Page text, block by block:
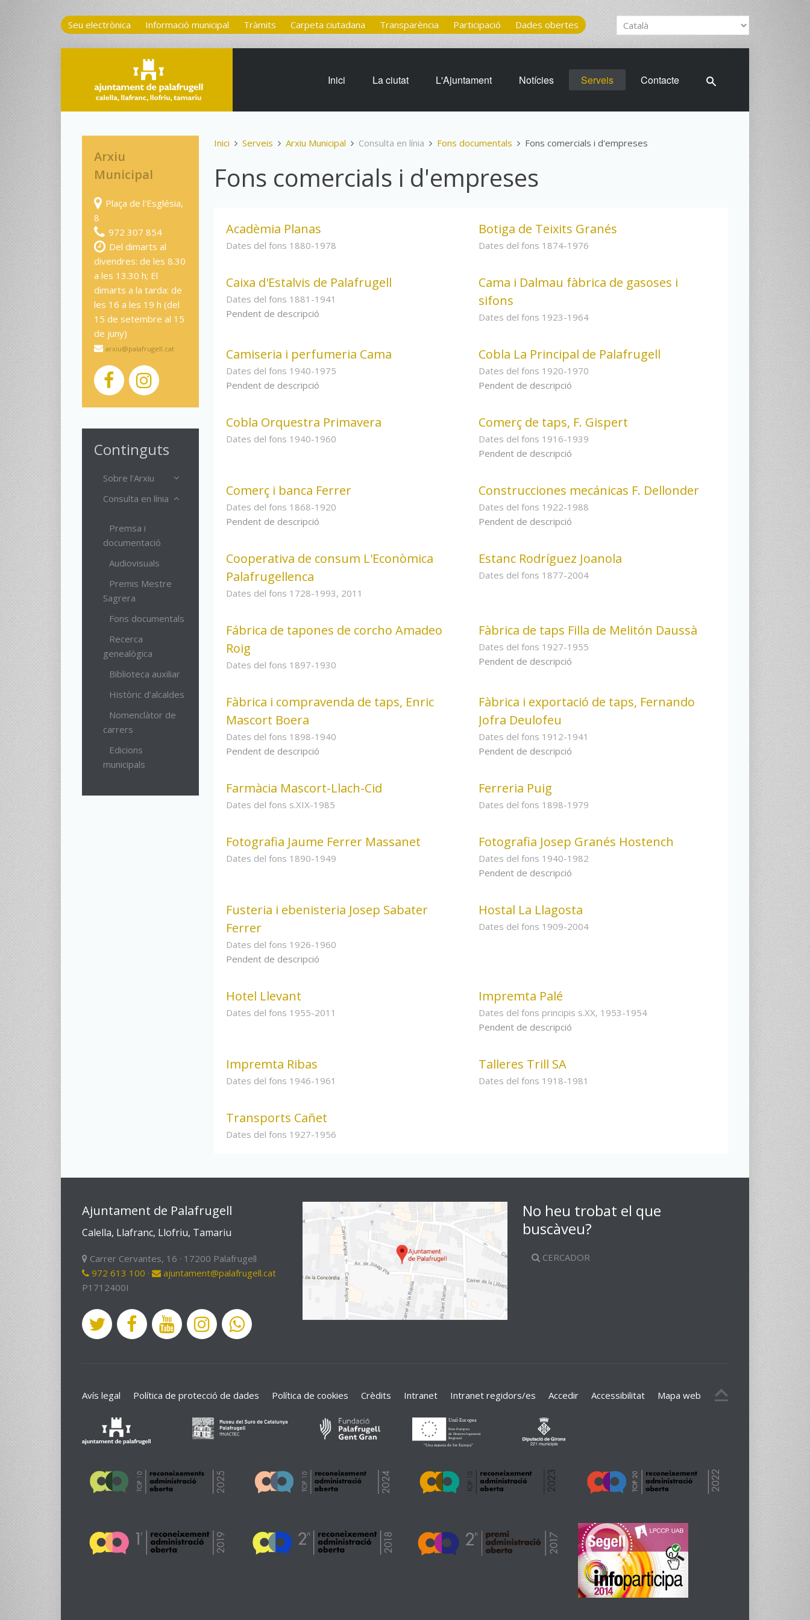
Seu electrònica Informació municipal Tràmits Carpeta ciutadana Transparència Participació Dades obertes
Inici La ciutat L'Ajuntament Notícies Serveis Contacte
Inici Serveis Arxiu Municipal Consulta en línia Fons documentals Fons comercials i d'empreses
Fons comercials i d'empreses
Acadèmia Planas
Dates del fons 1880-1978
Botiga de Teixits Granés
Dates del fons 1874-1976
Caixa d'Estalvis de Palafrugell
Dates del fons 1881-1941
Pendent de descripció
Cama i Dalmau fàbrica de gasoses i
sifons
Dates del fons 1923-1964
Camiseria i perfumeria Cama
Dates del fons 1940-1975
Pendent de descripció
Cobla La Principal de Palafrugell
Dates del fons 1920-1970
Pendent de descripció
Cobla Orquestra Primavera
Dates del fons 1940-1960
Comerç de taps, F. Gispert
Dates del fons 1916-1939
Pendent de descripció
Comerç i banca Ferrer
Dates del fons 1868-1920
Pendent de descripció
Construcciones mecánicas F. Dellonder
Dates del fons 1922-1988
Pendent de descripció
Cooperativa de consum L'Econòmica
Palafrugellenca
Dates del fons 1728-1993, 2011
Estanc Rodríguez Joanola
Dates del fons 1877-2004
Fábrica de tapones de corcho Amadeo
Roig
Dates del fons 1897-1930
Fàbrica de taps Filla de Melitón Daussà
Dates del fons 1927-1955
Pendent de descripció
Fàbrica i compravenda de taps, Enric
Mascort Boera
Dates del fons 1898-1940
Pendent de descripció
Fàbrica i exportació de taps, Fernando
Jofra Deulofeu
Dates del fons 1912-1941
Pendent de descripció
Farmàcia Mascort-Llach-Cid
Dates del fons s.XIX-1985
Ferreria Puig
Dates del fons 1898-1979
Fotografia Jaume Ferrer Massanet
Dates del fons 1890-1949
Fotografia Josep Granés Hostench
Dates del fons 1940-1982
Pendent de descripció
Fusteria i ebenisteria Josep Sabater
Ferrer
Dates del fons 1926-1960
Pendent de descripció
Hostal La Llagosta
Dates del fons 1909-2004
Hotel Llevant
Dates del fons 1955-2011
Impremta Palé
Dates del fons principis s.XX, 1953-1954
Pendent de descripció
Impremta Ribas
Dates del fons 1946-1961
Talleres Trill SA
Dates del fons 1918-1981
Transports Cañet
Dates del fons 1927-1956
Arxiu
Municipal
Plaça de l'Església,
8
972 307 854
Del dimarts al
divendres: de les 8.30
a les 13.30 h; El
dimarts a la tarda: de
les 16 a les 19 h (del
15 de setembre al 15
de juny)
arxiu@palafrugell.cat
Continguts
Sobre l'Arxiu
Consulta en línia
Premsa i
documentació
Audiovisuals
Premis Mestre
Sagrera
Fons documentals
Recerca
genealògica
Biblioteca auxiliar
Històric d'alcaldes
Nomenclàtor de
carrers
Edicions
municipals
Ajuntament de Palafrugell
Calella, Llafranc, Llofriu, Tamariu
Carrer Cervantes, 16 · 17200 Palafrugell
972 613 100 ·
ajuntament@palafrugell.cat
P1712400I
No heu trobat el que
buscàveu?
CERCADOR
Avís legal Política de protecció de dades Política de cookies Crèdits Intranet Intranet regidors/es Accedir Accessibilitat Mapa web